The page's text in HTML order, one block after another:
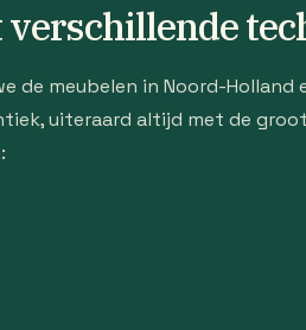
de meubelen in Noord-
uiteraard altijd met de